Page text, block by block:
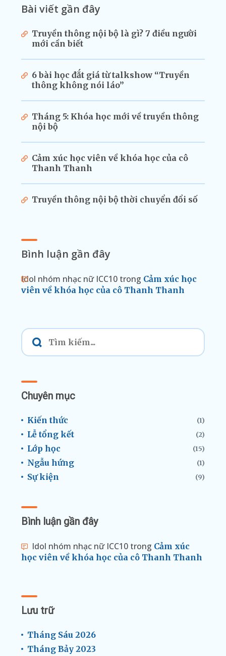
Bài viết gần đây
Truyền thông nội bộ là gì? 7 điều người
mới cần biết
6 bài học đắt giá từ talkshow “Truyền
thông không nói láo”
Tháng 5: Khóa học mới về truyền thông
nội bộ
Cảm xúc học viên về khóa học của cô
Thanh Thanh
Truyền thông nội bộ thời chuyển đổi số
Bình luận gần đây
Idol nhóm nhạc nữ ICC10 trong Cảm xúc học
viên về khóa học của cô Thanh Thanh
Chuyên mục
Kiến thức (1)
Lễ tổng kết (2)
Lớp học (15)
Ngẫu hứng (1)
Sự kiện (9)
Bình luận gần đây
Idol nhóm nhạc nữ ICC10 trong Cảm xúc
học viên về khóa học của cô Thanh Thanh
Lưu trữ
Tháng Sáu 2026
Tháng Bảy 2023